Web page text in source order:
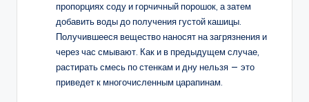
пропорциях соду и горчичный порошок, а затем
добавить воды до получения густой кашицы.
Получившееся вещество наносят на загрязнения и
через час смывают. Как и в предыдущем случае,
растирать смесь по стенкам и дну нельзя — это
приведет к многочисленным царапинам.